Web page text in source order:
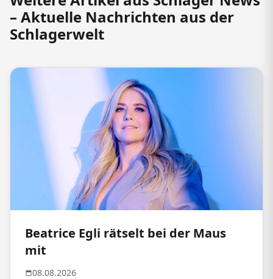
– Aktuelle Nachrichten aus der
Schlagerwelt
Beatrice Egli rätselt bei der Maus
mit
08.08.2026